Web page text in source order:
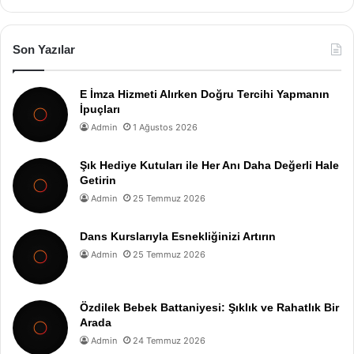
Son Yazılar
E İmza Hizmeti Alırken Doğru Tercihi Yapmanın
İpuçları
Admin 1 Ağustos 2026
Şık Hediye Kutuları ile Her Anı Daha Değerli Hale
Getirin
Admin 25 Temmuz 2026
Dans Kurslarıyla Esnekliğinizi Artırın
Admin 25 Temmuz 2026
Özdilek Bebek Battaniyesi: Şıklık ve Rahatlık Bir
Arada
Admin 24 Temmuz 2026